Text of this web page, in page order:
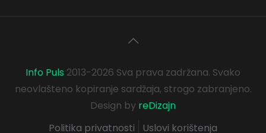
Info Puls 2013-2026 Sva prava zadržana. Svako
neovlašteno kopiranje sardžaja, strogo zabranjeno.
Design by reDizajn
Politika privatnosti
Uslovi korištenja